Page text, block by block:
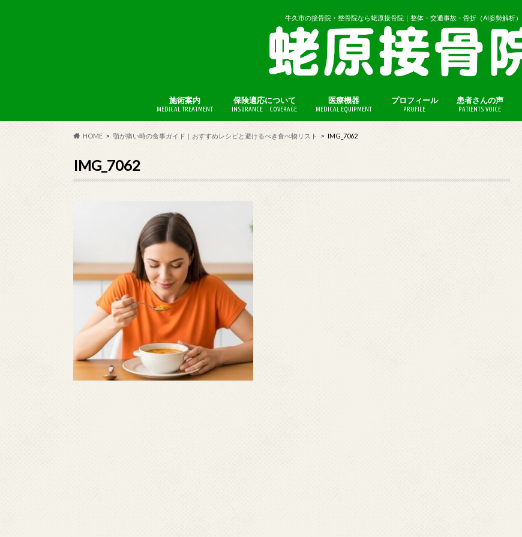
牛久市の接骨院・整骨院なら蛯原接骨院｜整体・交通事故・骨折（AI姿勢解析）
施術案内
MEDICAL TREATMENT
保険適応について
INSURANCE COVERAGE
医療機器
MEDICAL EQUIPMENT
プロフィール
PROFILE
患者さんの声
PATIENTS VOICE
HOME 顎が痛い時の食事ガイド｜おすすめレシピと避けるべき食べ物リスト IMG_7062
IMG_7062